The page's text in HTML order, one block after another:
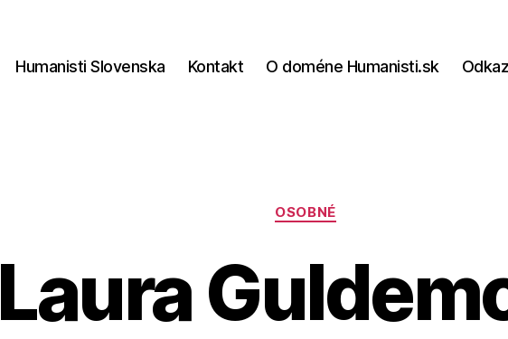
Humanisti Slovenska Kontakt O doméne Humanisti.sk
Kategórie
OSOBNÉ
Laura